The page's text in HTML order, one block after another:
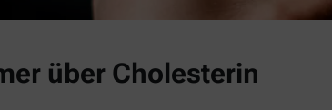
über Cholesterin